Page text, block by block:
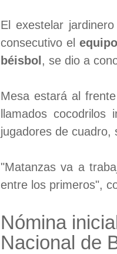
El exestelar
consecutivo el
béisbol , se dio a
Mesa estará al
llamados
jugadores de cuadro,
"Matanzas va a
entre los primeros",
Nómina
Nacional de